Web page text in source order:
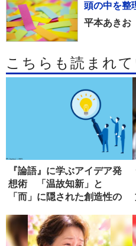
頭の中を整
平本あきお
こちらも読まれ
『論語』に学ぶアイデア発
想術 「温故知新」と
「而」に隠された創造性の